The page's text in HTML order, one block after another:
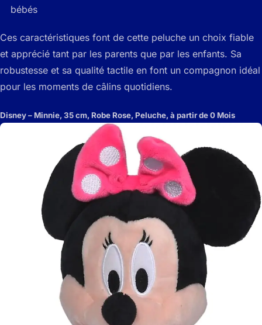
bébés
Ces caractéristiques font de cette peluche un choix fiable
et apprécié tant par les parents que par les enfants. Sa
robustesse et sa qualité tactile en font un compagnon idéal
pour les moments de câlins quotidiens.
Disney – Minnie, 35 cm, Robe Rose, Peluche, à partir de 0 Mois